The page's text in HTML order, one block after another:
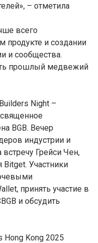
– отметила
всего
продукте и создании
и сообщества.
прошлый медвежий
Night –
BGB. Вечер
индустрии и
Грейси Чен,
Участники
принять участие в
и обсудить
Hong Kong 2025